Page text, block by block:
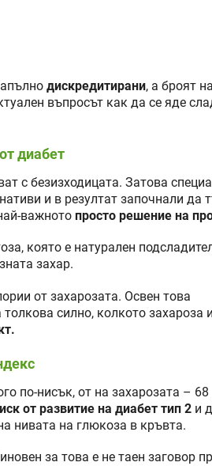
дискредитирани, а броят на
въпросът как да се яде
диабет
с безизходицата. Затова
и в резултат започнали да
важното просто решение на
която е натурален
захар.
от захарозата. Освен това
силно, колкото захароза
по-нисък, от на захарозата – 68
от развитие на диабет тип 2 и
нивата на глюкоза в кръвта.
за това е не таен заговор